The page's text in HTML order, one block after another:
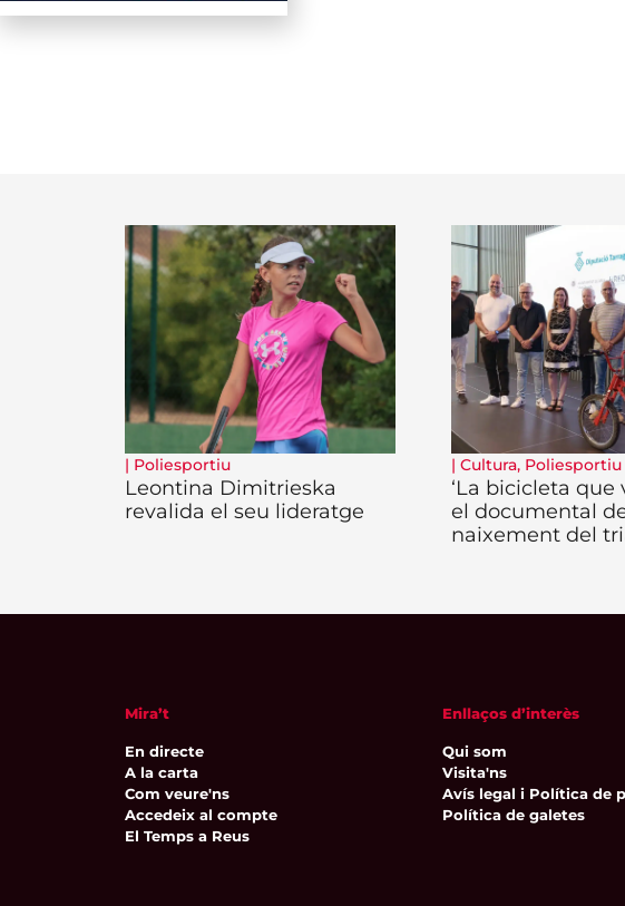
| Poliesportiu
Leontina Dimitrieska
revalida el seu lideratge
| Cultura, Poliesportiu
‘La bicicleta que
el documental
naixement del
Mira’t
En directe
A la carta
Com veure'ns
Accedeix al compte
El Temps a Reus
Enllaços d’interès
Qui som
Visita'ns
Avís legal i Política de
Política de galetes